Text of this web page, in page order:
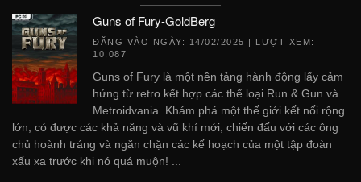
Guns of Fury-GoldBerg
ĐĂNG VÀO NGÀY: 14/02/2025 | LƯỢT XEM:
10,087
Guns of Fury là một nền tảng hành động lấy cảm
hứng từ retro kết hợp các thể loại Run & Gun và
Metroidvania. Khám phá một thế giới kết nối rộng
lớn, có được các khả năng và vũ khí mới, chiến đấu với các ông
chủ hoành tráng và ngăn chặn các kế hoạch của một tập đoàn
xấu xa trước khi nó quá muộn! ...